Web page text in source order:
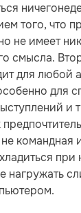
того, что
не имеет
смысла.
для любой
для
и
командная
нагружать